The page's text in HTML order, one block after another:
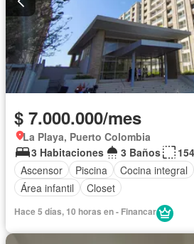
$ 7.000.000/mes
La Playa, Puerto Colombia
3 Habitaciones
3 Baños
Ascensor
Piscina Cocina integral
Área infantil
Closet
Hace 5 días, 10 horas en - Financar